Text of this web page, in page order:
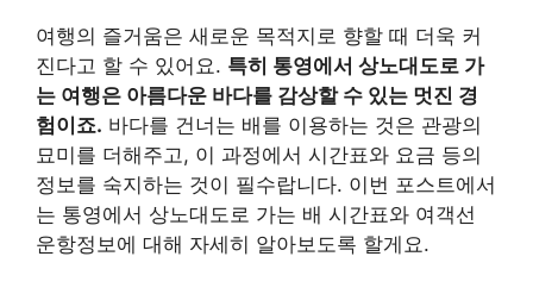
여행의 즐거움은 새로운 목적지로 향할 때 더욱 커
진다고 할 수 있어요. 특히 통영에서 상노대도로 가
는 여행은 아름다운 바다를 감상할 수 있는 멋진 경
험이죠. 바다를 건너는 배를 이용하는 것은 관광의
묘미를 더해주고, 이 과정에서 시간표와 요금 등의
정보를 숙지하는 것이 필수랍니다. 이번 포스트에서
는 통영에서 상노대도로 가는 배 시간표와 여객선
운항정보에 대해 자세히 알아보도록 할게요.